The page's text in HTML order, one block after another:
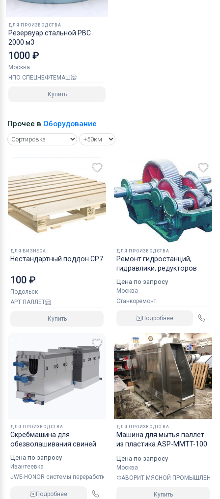
ДЛЯ ПРОИЗВОДСТВА
Резервуар стальной РВС
2000 м3
1000 ₽
Москва
НПО СПЕЦНЕФТЕМАШ
Купить
Прочее в Оборудование
ДЛЯ БИЗНЕСА
Нестандартный поддон CP7
100 ₽
Подольск
АРТ ПАЛЛЕТ
Купить
ДЛЯ ПРОИЗВОДСТВА
Ремонт гидростанций,
гидравлики, редукторов
Цена по запросу
Москва
Станкоремонт
Подробнее
ДЛЯ ПРОИЗВОДСТВА
Скребмашина для
обезволашивания свиней
Цена по запросу
Ивантеевка
JWE-HONOR системы переработки мяса
Подробнее
ДЛЯ ПРОИЗВОДСТВА
Машина для мытья паллет
из пластика ASP-MMTT-100
Цена по запросу
Москва
ФАВОРИТ МЯСНОЙ
Купить